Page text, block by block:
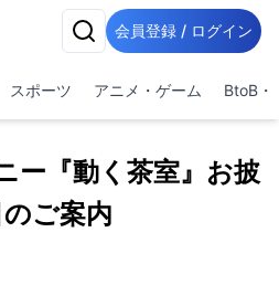
会員登録 / ログイン
スポーツ アニメ・ゲーム BtoB・
ー『動く茶室』お披
ご案内